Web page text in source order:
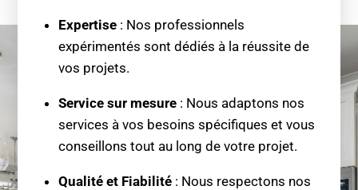
Expertise : Nos professionnels
expérimentés sont dédiés à la réussite de
vos projets.
Service sur mesure : Nous adaptons nos
services à vos besoins spécifiques et vous
conseillons tout au long de votre projet.
Qualité et Fiabilité : Nous respectons nos